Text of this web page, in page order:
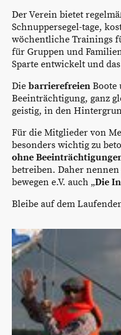
Der Verein bietet
Schnuppersegel-tage,
wöchentliche Trainings
für Gruppen und
Sparte entwickelt und
Die barrierefreien Boote
Beeinträchtigung, ganz
geistig, in den
Für die Mitglieder von
besonders wichtig zu
ohne
betreiben. Daher
bewegen e.V. auch „Die
Bleibe auf dem